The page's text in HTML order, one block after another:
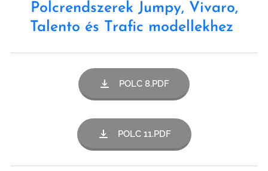
Polcrendszerek Jumpy, Vivaro,
Talento és Trafic modellekhez
POLC 8.PDF
POLC 11.PDF